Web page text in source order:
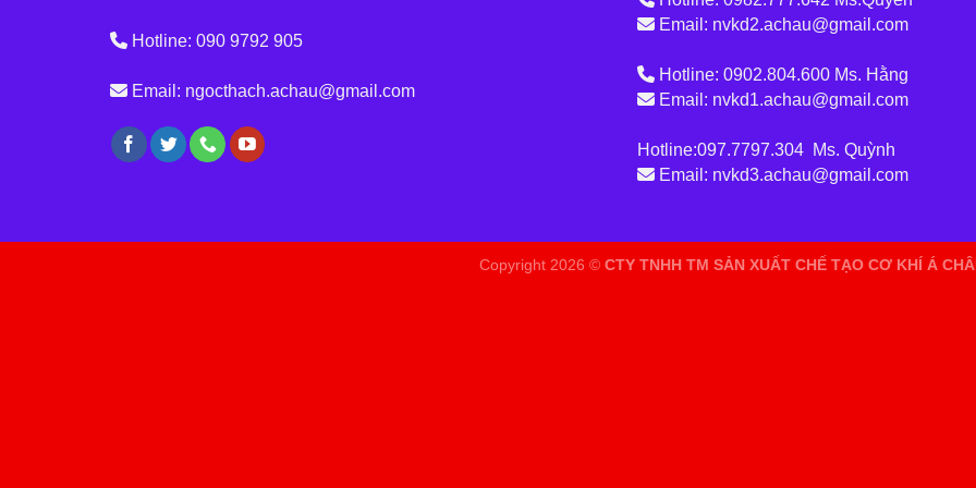
Hotline: 090 9792 905
Email: ngocthach.achau@gmail.com
Email: nvkd2.achau@gmail.com
Hotline: 0902.804.600 Ms. Hằng
Email: nvkd1.achau@gmail.com
Hotline:097.7797.304 Ms. Quỳnh
Email: nvkd3.achau@gmail.com
Copyright 2026 © CTY TNHH TM SẢN XUẤT CHẾ TẠO CƠ KHÍ Á